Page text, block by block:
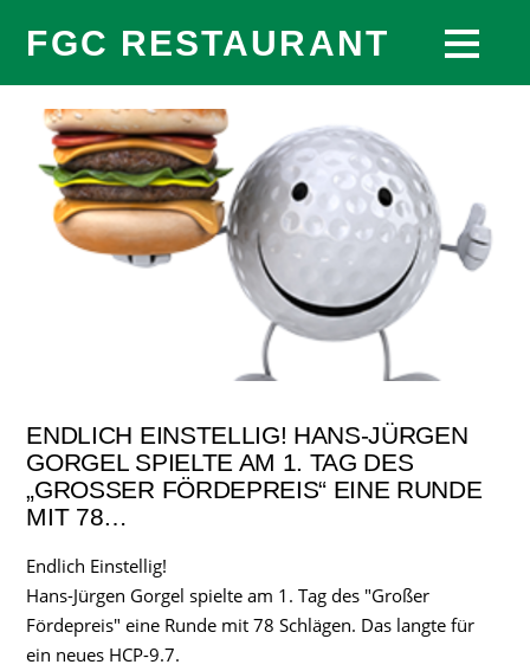
FGC RESTAURANT
ENDLICH EINSTELLIG! HANS-JÜRGEN
GORGEL SPIELTE AM 1. TAG DES
„GROSSER FÖRDEPREIS“ EINE RUNDE M
IT 78…
Endlich Einstellig!
Hans-Jürgen Gorgel spielte am 1. Tag des "Großer
Fördepreis" eine Runde mit 78 Schlägen. Das langte für
ein neues HCP-9.7.